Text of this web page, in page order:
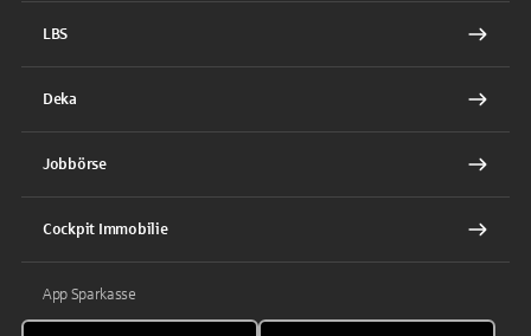
LBS
Deka
Jobbörse
Cockpit Immobilie
App Sparkasse